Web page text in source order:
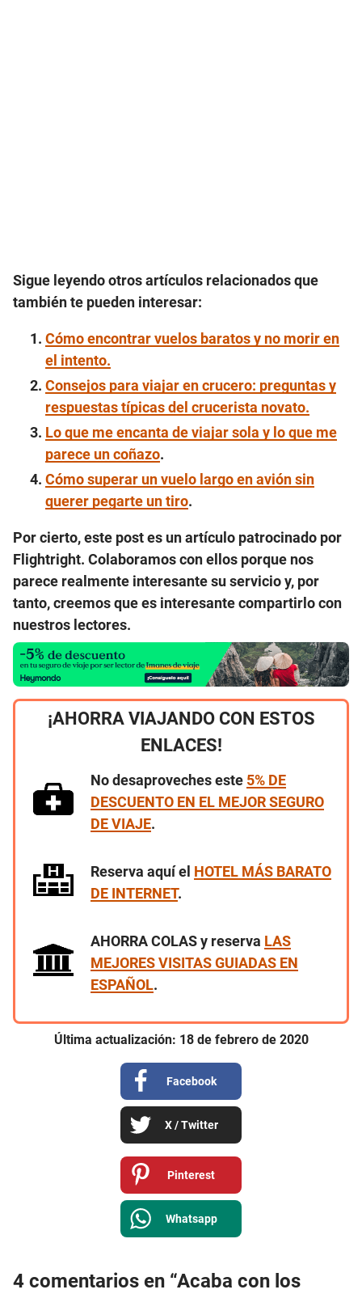
Sigue leyendo otros artículos relacionados que
también te pueden interesar:
Cómo encontrar vuelos baratos y no morir en
el intento.
Consejos para viajar en crucero: preguntas y
respuestas típicas del crucerista novato.
Lo que me encanta de viajar sola y lo que me
parece un coñazo.
Cómo superar un vuelo largo en avión sin
querer pegarte un tiro.
Por cierto, este post es unartículo patrocinado por
Flightright. Colaboramos con ellos porque nos
parece realmente interesante su servicio y, por
tanto, creemos que es interesante compartirlo con
nuestros lectores.
¡AHORRA VIAJANDO CON ESTOS
ENLACES!
No desaproveches este 5% DE
DESCUENTO EN EL MEJOR SEGURO
DE VIAJE.
Reserva aquí el HOTEL MÁS BARATO
DE INTERNET.
AHORRA COLAS y reserva LAS
MEJORES VISITAS GUIADAS EN
ESPAÑOL.
Última actualización: 18de febrerode 2020
Facebook
X / Twitter
Pinterest
Whatsapp
4 comentarios en “Acaba con los